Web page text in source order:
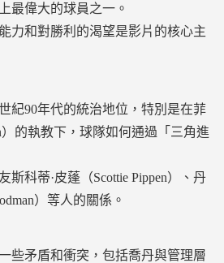
最偉大的球員之一。
力和對勝利的渴望是影片的核心主
紀90年代的統治地位，特別是在菲
）的執教下，球隊如何通過「三角進
斯科蒂·皮蓬（Scottie Pippen）、丹
）等人的關係。
些矛盾和衝突，包括喬丹與管理層